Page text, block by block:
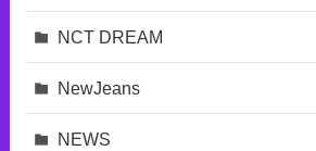
NCT DREAM
NewJeans
NEWS